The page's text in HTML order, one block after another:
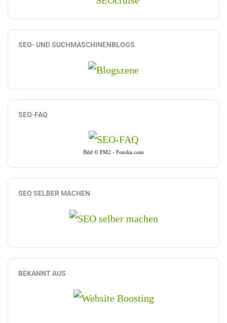
SEO- UND SUCHMASCHINENBLOGS
SEO-FAQ
Bild © FM2 - Fotolia.com
SEO SELBER MACHEN
BEKANNT AUS